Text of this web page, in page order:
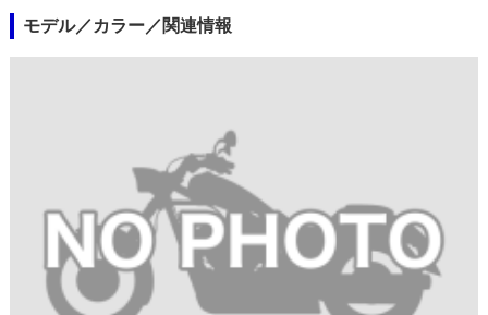
モデル／カラー／関連情報